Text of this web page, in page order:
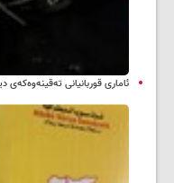
ئاماری قوربانیانی تەقینەوەکەی